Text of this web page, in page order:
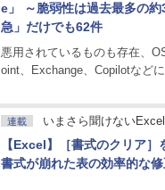
e」 ～脆弱性は過去最多の
急」だけでも62件
悪用されているものも存在、
oint、Exchange、Copilotなど
連載 いまさら聞けないExcel
【Excel】［書式のクリア］
書式が崩れた表の効率的な修